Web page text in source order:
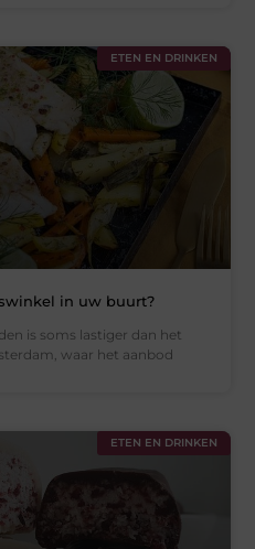
ETEN EN DRINKEN
in uw buurt?
is soms lastiger dan het
waar het aanbod
ETEN EN DRINKEN